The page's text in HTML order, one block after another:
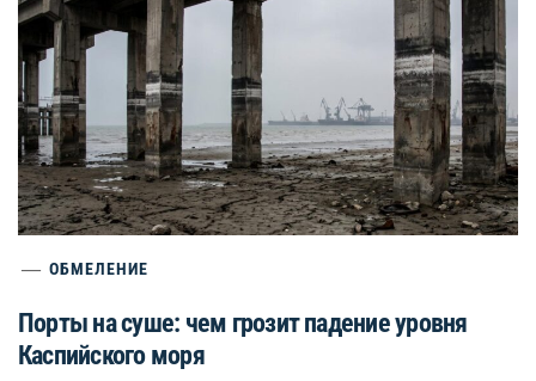
ОБМЕЛЕНИЕ
Порты на суше: чем грозит падение уровня
Каспийского моря